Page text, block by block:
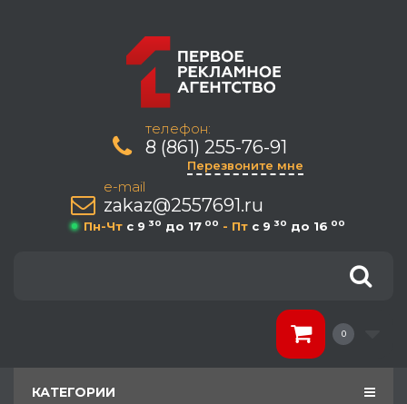
телефон:
8 (861) 255-76-91
Перезвоните мне
e-mail
zakaz@2557691.ru
Пн-Чт c 9 30 до 17 00 - Пт c 9 30 до 16 00
0
КАТЕГОРИИ